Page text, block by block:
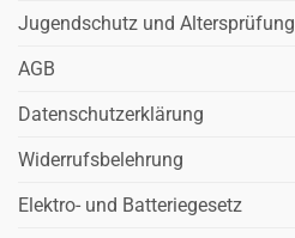
Jugendschutz und Altersprüfung
AGB
Datenschutzerklärung
Widerrufsbelehrung
Elektro- und Batteriegesetz